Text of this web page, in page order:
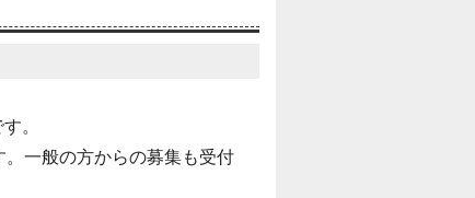
。
一般の方からの募集も受付